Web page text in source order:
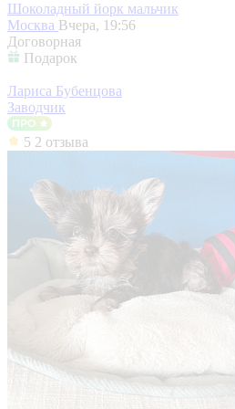
Шоколадный йорк мальчик
Москва Вчера, 19:56
Договорная
Подарок
Лариса Бубенцова
Заводчик
5 2 отзыва